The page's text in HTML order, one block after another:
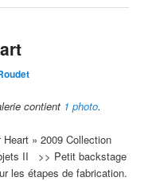
contient 1 photo.
Heart » 2009 Collection
II >> Petit backstage
les étapes de fabrication.